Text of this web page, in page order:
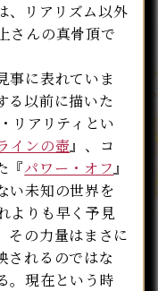
リアリズム以外
さんの真骨頂で
事に表れていま
る以前に描いた
リアリティとい
インの壺』、コ
『パワー・オフ』
い未知の世界を
よりも早く予見
その力量はまさに
されるのではな
。現在という時